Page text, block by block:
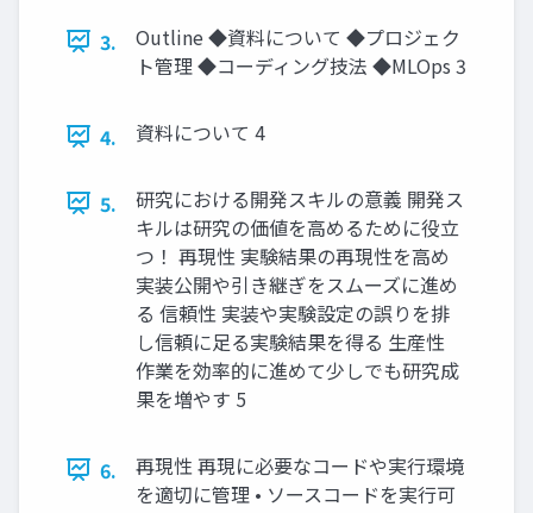
3.
Outline ◆資料について ◆プロジェク
ト管理 ◆コーディング技法 ◆MLOps 3
4. 資料について 4
5.
研究における開発スキルの意義 開発ス
キルは研究の価値を高めるために役立
つ！ 再現性 実験結果の再現性を高め
実装公開や引き継ぎをスムーズに進め
る 信頼性 実装や実験設定の誤りを排
し信頼に足る実験結果を得る 生産性
作業を効率的に進めて少しでも研究成
果を増やす 5
6.
再現性 再現に必要なコードや実行環境
を適切に管理 • ソースコードを実行可